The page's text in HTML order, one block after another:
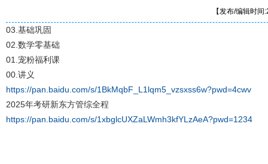
【发布/编辑时
03.基础巩固
02.数学零基础
01.宠粉福利课
00.讲义
https://pan.baidu.com/s/1BkMqbF_L1lqm5_vzsxss6w?pwd=4cwv
2025年考研新东方管综全程
https://pan.baidu.com/s/1xbglcUXZaLWmh3kfYLzAeA?pwd=1234